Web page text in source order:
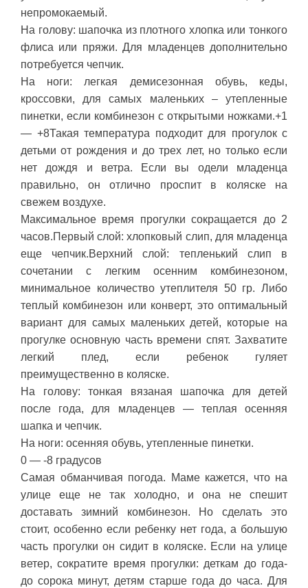
непромокаемый.
На голову: шапочка из плотного хлопка или тонкого
флиса или пряжи. Для младенцев дополнительно
потребуется чепчик.
На ноги: легкая демисезонная обувь, кеды,
кроссовки, для самых маленьких – утепленные
пинетки, если комбинезон с открытыми ножками.+1
— +8Такая температура подходит для прогулок с
детьми от рождения и до трех лет, но только если
нет дождя и ветра. Если вы одели младенца
правильно, он отлично проспит в коляске на
свежем воздухе.
Максимальное время прогулки сокращается до 2
часов.Первый слой: хлопковый слип, для младенца
еще чепчик.Верхний слой: тепленький слип в
сочетании с легким осенним комбинезоном,
минимальное количество утеплителя 50 гр. Либо
теплый комбинезон или конверт, это оптимальный
вариант для самых маленьких детей, которые на
прогулке основную часть времени спят. Захватите
легкий плед, если ребенок гуляет
преимущественно в коляске.
На голову: тонкая вязаная шапочка для детей
после года, для младенцев — теплая осенняя
шапка и чепчик.
На ноги: осенняя обувь, утепленные пинетки.
0 — -8 градусов
Самая обманчивая погода. Маме кажется, что на
улице еще не так холодно, и она не спешит
доставать зимний комбинезон. Но сделать это
стоит, особенно если ребенку нет года, а большую
часть прогулки он сидит в коляске. Если на улице
ветер, сократите время прогулки: деткам до года-
до сорока минут, детям старше года до часа. Для